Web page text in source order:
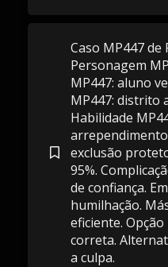
Caso MP447 de
Personagem
MP447: aluno
MP447: distrito
Habilidade
exclusão
95%.
de confiança.
humilhação.
eficiente.
correta.
a culpa.